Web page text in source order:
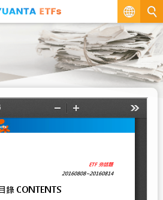
繁
EN